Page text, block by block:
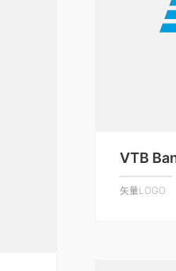
VTB
矢量LOGO